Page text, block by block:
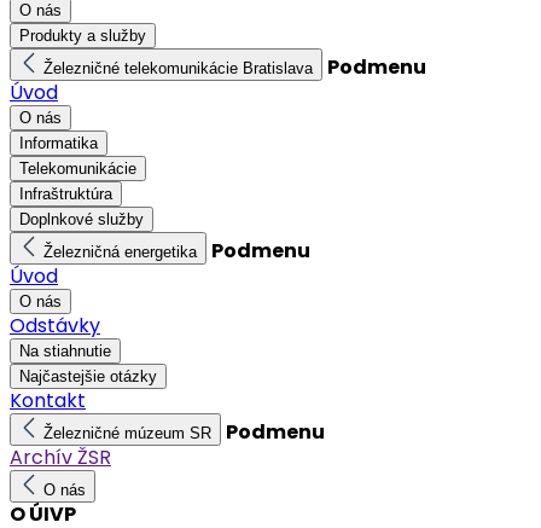
O nás
Produkty a služby
Železničné telekomunikácie Bratislava
Podmenu
Úvod
O nás
Informatika
Telekomunikácie
Infraštruktúra
Doplnkové služby
Železničná energetika
Podmenu
Úvod
O nás
Odstávky
Na stiahnutie
Najčastejšie otázky
Kontakt
Železničné múzeum SR
Podmenu
Archív ŽSR
O nás
O ÚIVP